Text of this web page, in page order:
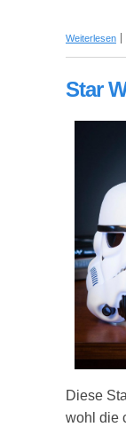
Weiterlesen
Star
Diese
wohl die